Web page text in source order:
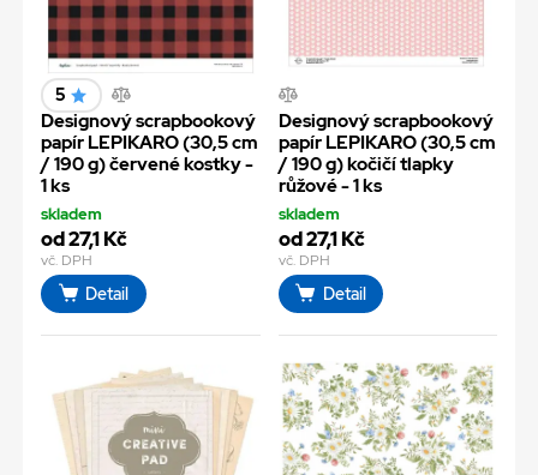
5
Designový scrapbookový
papír LEPIKARO (30,5 cm
/ 190 g) červené kostky -
1 ks
skladem
od 27,1 Kč
vč. DPH
Detail
Designový scrapbookový
papír LEPIKARO (30,5 cm
/ 190 g) kočičí tlapky
růžové - 1 ks
skladem
od 27,1 Kč
vč. DPH
Detail